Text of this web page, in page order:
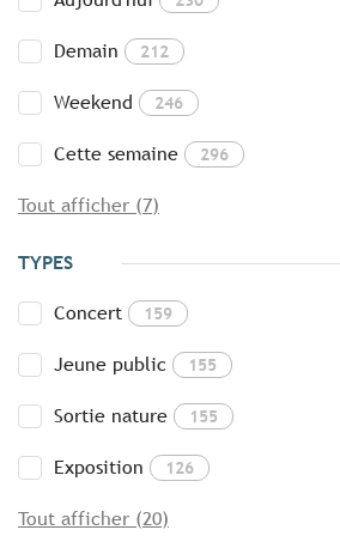
Demain 212
Weekend 246
Cette semaine 296
Tout afficher (7)
TYPES
Concert 159
Jeune public 155
Sortie nature 155
Exposition 126
Tout afficher (20)